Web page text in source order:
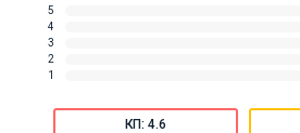
5
4
3
2
1
КП: 4.6